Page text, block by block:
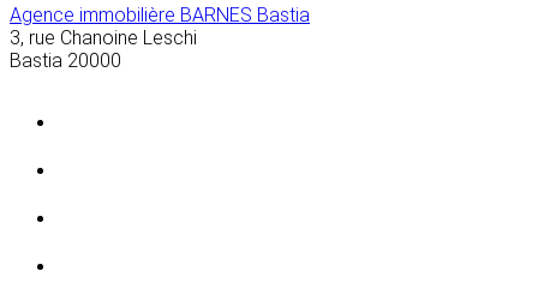
Agence immobilière BARNES Bastia
3, rue Chanoine Leschi
Bastia 20000